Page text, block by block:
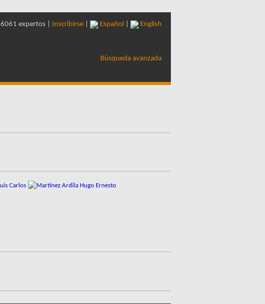
6061 expertos | Inscribirse Español English
Búsqueda avanzada